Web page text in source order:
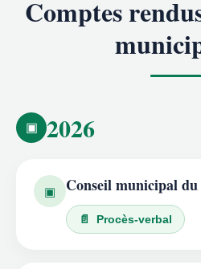
Comptes
▣ 2026
▣ Conseil municipal
📄 Procès-verbal